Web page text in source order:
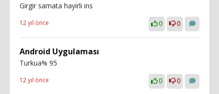
Girgir samata hayirli ins
12 yıl önce 0 0
Android Uygulaması
Turkua% 95
12 yıl önce 0 0